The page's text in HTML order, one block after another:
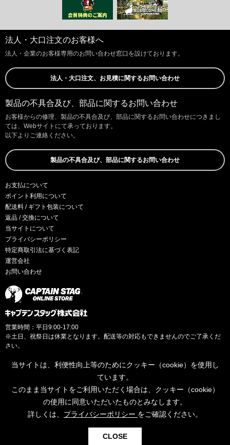
法人・大口注文のお客様へ
法人・企業のお客様専用のお問い合わせ窓口を設けております。
法人・大口注文、お見積に関するお問い合わせ
製品の不具合及び、部品に関するお問い合わせ
お客様からの修理、製品の不具合及び、部品に関するお問い合わせにつきまし
ては、Webサイトにて承っております。
以下よりご連絡ください。
製品の不具合及び、部品に関するお問い合わせ
お支払について
ポイント利用について
配送料 / ギフト包装について
返品 / 交換について
当サイトについて
プライバシーポリシー
特定商取引法に基づく表記
運営会社
お問い合わせ
営業時間：平日9:00-17:00
※土日、祝祭日は休業となります。配送等の対応もできませんのでご了承くだ
さい。
© CAPTAINSTAG Co.Ltd.
当サイトは、利便性向上等のためにクッキー（cookie）を使用し
ています。
このまま当サイトをご利用いただく場合は、クッキー（cookie）
の使用に同意いただいたものとみなします。
詳しくは、 プライバシーポリシー をご確認ください。
CLOSE